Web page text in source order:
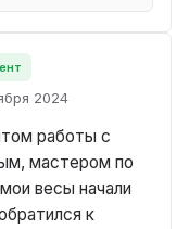
2024
работы с
мастером по
весы начали
к